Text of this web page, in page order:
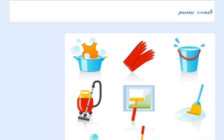
قیمت بیسیم